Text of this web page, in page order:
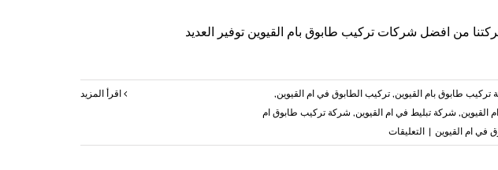
من افضل شركات تركيب طابوق بام القيوين توفير العديد
طابوق بام القيوين, تركيب الطابوق في ام القيوين,
القيوين, شركة تبليط في ام القيوين, شركة تركيب طابوق ام
في ام القيوين | التعليقاتعلى
شركة